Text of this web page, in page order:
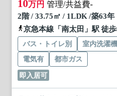
10万円 管理/共益費-
2階 / 33.75㎡ / 1LDK /築63年
京急本線「南太田」駅 徒
バス・トイレ別 室内洗濯
電気有
都市ガス
即入居可